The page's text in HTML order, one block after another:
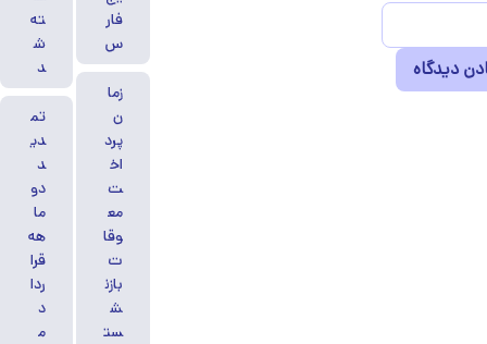
فار
س
زما
ن
پرد
اخ
ت
مع
وقا
ت
بازن
ش
ست
ته
ش
د
تم
دی
د
دو
ما
هه
قرا
ردا
د
م